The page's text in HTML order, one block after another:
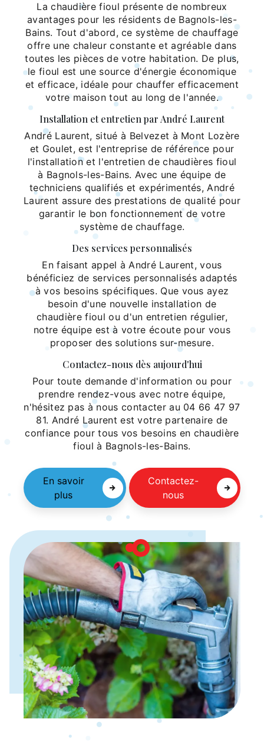
La chaudière fioul présente de nombreux
avantages pour les résidents de Bagnols-les-
Bains. Tout d'abord, ce système de chauffage
offre une chaleur constante et agréable dans
toutes les pièces de votre habitation. De plus,
le fioul est une source d'énergie économique
et efficace, idéale pour chauffer efficacement
votre maison tout au long de l'année.
Installation et entretien par André Laurent
André Laurent, situé à Belvezet à Mont Lozère
et Goulet, est l'entreprise de référence pour
l'installation et l'entretien de chaudières fioul
à Bagnols-les-Bains. Avec une équipe de
techniciens qualifiés et expérimentés, André
Laurent assure des prestations de qualité pour
garantir le bon fonctionnement de votre
système de chauffage.
Des services personnalisés
En faisant appel à André Laurent, vous
bénéficiez de services personnalisés adaptés
à vos besoins spécifiques. Que vous ayez
besoin d'une nouvelle installation de
chaudière fioul ou d'un entretien régulier,
notre équipe est à votre écoute pour vous
proposer des solutions sur-mesure.
Contactez-nous dès aujourd'hui
Pour toute demande d'information ou pour
prendre rendez-vous avec notre équipe,
n'hésitez pas à nous contacter au 04 66 47 97
81. André Laurent est votre partenaire de
confiance pour tous vos besoins en chaudière
fioul à Bagnols-les-Bains.
En savoir
plus
Contactez-
nous